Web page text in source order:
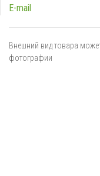
E-mail
Внешний вид товара
фотографии